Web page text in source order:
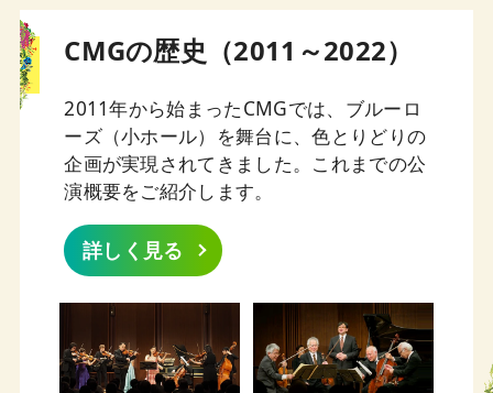
CMGの歴史（2011～2022）
2011年から始まったCMGでは、ブルーロ
ーズ（小ホール）を舞台に、色とりどりの
企画が実現されてきました。これまでの公
演概要をご紹介します。
詳しく見る